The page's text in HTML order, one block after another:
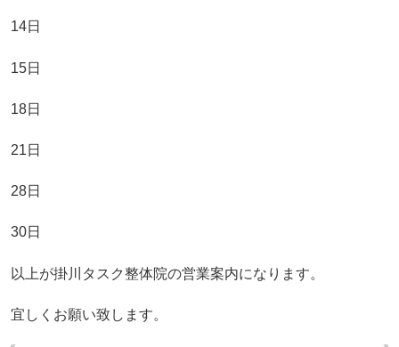
14日
15日
18日
21日
28日
30日
以上が掛川タスク整体院の営業案内になります。
宜しくお願い致します。